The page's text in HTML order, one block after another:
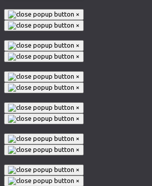
×
×
×
×
×
×
×
×
×
×
×
×